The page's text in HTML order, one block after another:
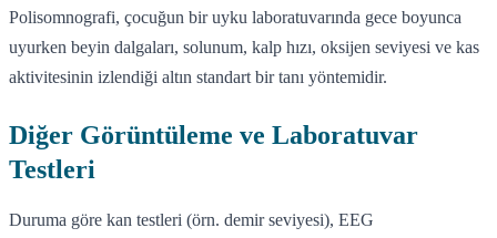
Polisomnografi, çocuğun bir uyku laboratuvarında gece boyunca
uyurken beyin dalgaları, solunum, kalp hızı, oksijen seviyesi ve kas
aktivitesinin izlendiği altın standart bir tanı yöntemidir.
Diğer Görüntüleme ve Laboratuvar
Testleri
Duruma göre kan testleri (örn. demir seviyesi), EEG